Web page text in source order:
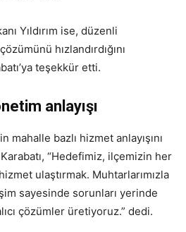
Yıldırım ise, düzenli
hızlandırdığını
teşekkür etti.
anlayışı
mahalle bazlı hizmet anlayışını
“Hedefimiz, ilçemizin her
ulaştırmak. Muhtarlarımızla
sayesinde sorunları yerinde
çözümler üretiyoruz.” dedi.